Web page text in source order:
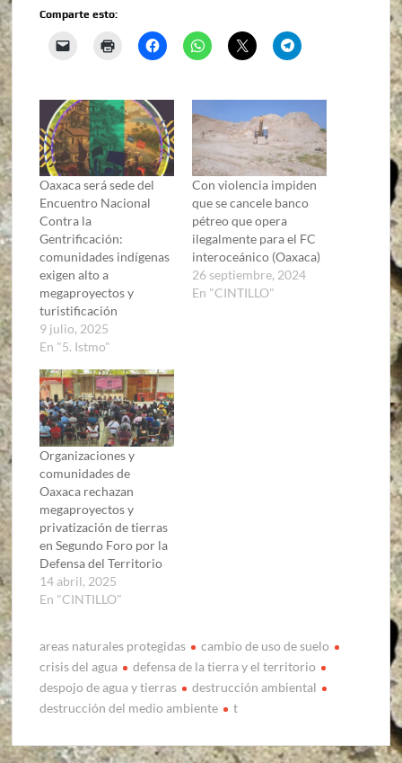
Comparte esto:
Oaxaca será sede del
Encuentro Nacional
Contra la
Gentrificación:
comunidades indígenas
exigen alto a
megaproyectos y
turistificación
9 julio, 2025
En "5. Istmo"
Con violencia impiden
que se cancele banco
pétreo que opera
ilegalmente para el FC
interoceánico (Oaxaca)
26 septiembre, 2024
En "CINTILLO"
Organizaciones y
comunidades de
Oaxaca rechazan
megaproyectos y
privatización de tierras
en Segundo Foro por la
Defensa del Territorio
14 abril, 2025
En "CINTILLO"
areas naturales protegidas
cambio de uso de suelo
crisis del agua
defensa de la tierra y el territorio
despojo de agua y tierras
destrucción ambiental
destrucción del medio ambiente
t